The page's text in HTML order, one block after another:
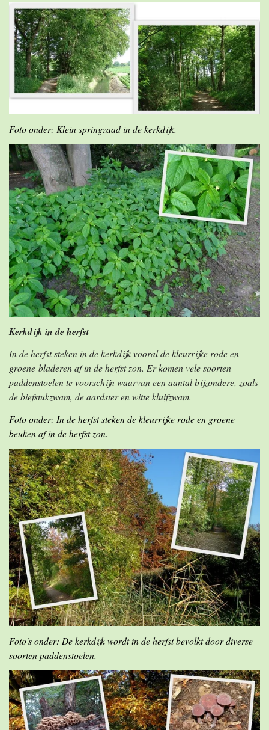
Foto onder: Klein springzaad in de kerkdijk.
Kerkdijk in de herfst
In de herfst steken in de kerkdijk vooral de kleurrijke rode en
groene bladeren af in de herfst zon. Er komen vele soorten
paddenstoelen te voorschijn waarvan een aantal bijzondere, zoals
de biefstukzwam, de aardster en witte kluifzwam.
Foto onder: In de herfst steken de kleurrijke rode en groene
beuken af in de herfst zon.
Foto's onder: De kerkdijk wordt in de herfst bevolkt door diverse
soorten paddenstoelen.